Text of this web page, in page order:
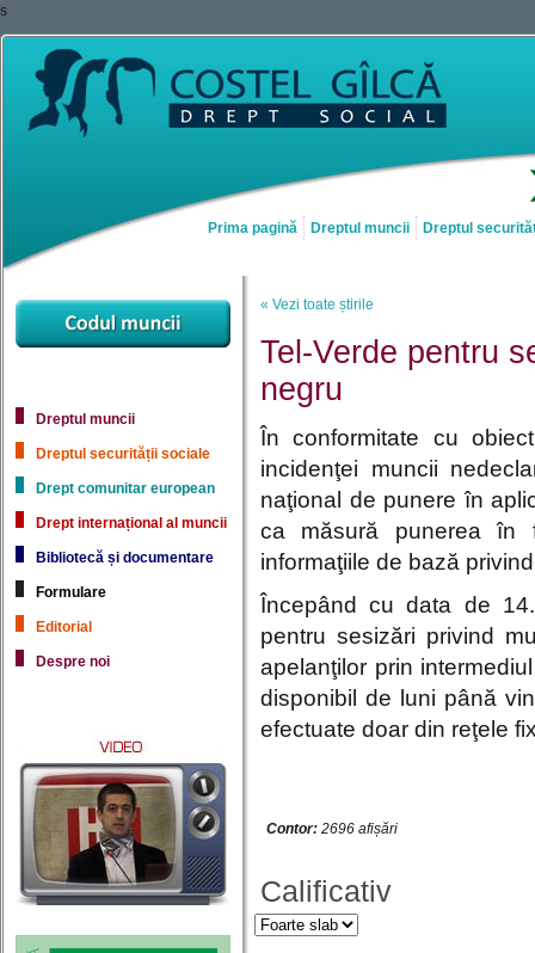
s
Prima pagină Dreptul muncii Dreptul
« Vezi toate știrile
Tel-Verde pentru
negru
În conformitate cu
incidenţei muncii
naţional de punere în
ca măsură punerea în
informaţiile de bază
Începând cu data de
pentru sesizări privind
apelanţilor prin
disponibil de luni până
efectuate doar din reţele
Contor: 2696 afișări
Calificativ
Dreptul muncii
Dreptul securității sociale
Drept comunitar european
Drept internațional al muncii
Bibliotecă și documentare
Formulare
Editorial
Despre noi